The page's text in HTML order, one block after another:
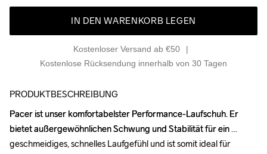
IN DEN WARENKORB LEGEN
Kostenloser Versand ab €50
Kostenlose Rücksendung innerhalb von 30 Tagen
PRODUKTBESCHREIBUNG
Pacer ist unser komfortabelster Performance-Laufschuh. Er
bietet außergewöhnlichen Schwung und Stabilität für ein
geschmeidiges, schnelles Laufgefühl und ist somit ideal für
Pacer ist unser komfortabelster Performance-Laufschuh. Er
bietet außergewöhnlichen Schwung und Stabilität für ein
geschmeidiges, schnelles Laufgefühl und ist somit ideal für